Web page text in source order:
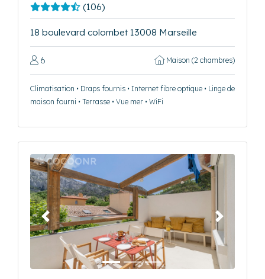
(106)
18 boulevard colombet 13008 Marseille
6 Maison (2 chambres)
Climatisation • Draps fournis • Internet fibre optique • Linge de
maison fourni • Terrasse • Vue mer • WiFi
Précédent Suivant